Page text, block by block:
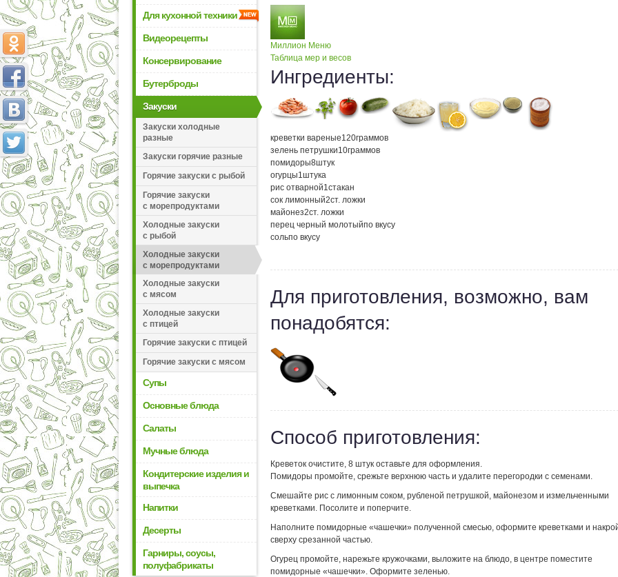
Для кухонной техники
Видеорецепты
Консервирование
Бутерброды
Закуски
Закуски холодные
разные
Закуски горячие разные
Горячие закуски с рыбой
Горячие закуски
с морепродуктами
Холодные закуски
с рыбой
Холодные закуски
с морепродуктами
Холодные закуски
с мясом
Холодные закуски
с птицей
Горячие закуски с птицей
Горячие закуски с мясом
Супы
Основные блюда
Салаты
Мучные блюда
Кондитерские изделия и
выпечка
Напитки
Десерты
Гарниры, соусы,
полуфабрикаты
Миллион Меню
Таблица мер и весов
Ингредиенты:
креветки вареные120граммов
зелень петрушки10граммов
помидоры8штук
огурцы1 штука
рис отварной1 стакан
сок лимонный2ст. ложки
майонез2ст. ложки
перец черный молотыйпо вкусу
сольпо вкусу
Для приготовления, возможно, вам
понадобятся:
Способ приготовления:
Креветок очистите, 8 штук оставьте для оформления.
Помидоры промойте, срежьте верхнюю часть и удалите перегородки с семенами.
Смешайте рис с лимонным соком, рубленой петрушкой, майонезом и измельченными
креветками. Посолите и поперчите.
Наполните помидорные «чашечки» полученной смесью, оформите креветками и
сверху срезанной частью.
Огурец промойте, нарежьте кружочками, выложите на блюдо, в центре поместите
помидорные «чашечки». Оформите зеленью.